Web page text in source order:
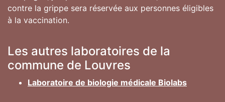
contre la grippe sera réservée aux personnes éligibles
à la vaccination.
Les autres laboratoires de la
commune de Louvres
Laboratoire de biologie médicale Biolabs